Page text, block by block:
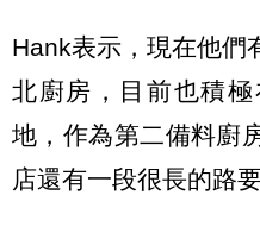
Hank表示，現在他們
北廚房，目前也積
地，作為第二備料廚
店還有一段很長的路要